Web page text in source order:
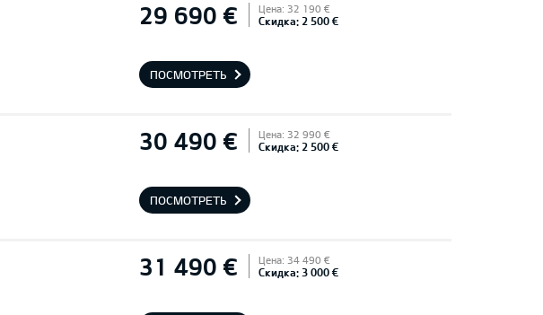
29 690 € Цена: 32 190 €
Скидка: 2 500 €
ПОСМОТРЕТЬ
30 490 € Цена: 32 990 €
Скидка: 2 500 €
ПОСМОТРЕТЬ
31 490 € Цена: 34 490 €
Скидка: 3 000 €